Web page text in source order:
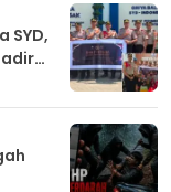
SYD,